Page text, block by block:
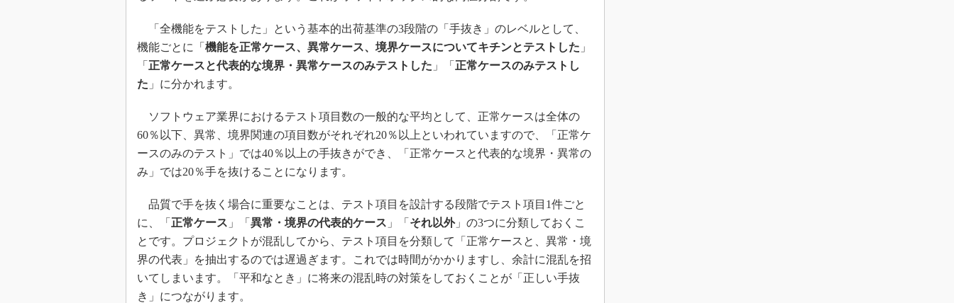
「全機能をテストした」という基本的出荷基準の3段階の「手抜き」のレベルとして、
機能ごとに「 機能を正常ケース、異常ケース、境界ケースについてキチンとテストした 」
「 正常ケースと代表的な境界・異常ケースのみテストした 」「 正常ケースのみテストし
た 」に分かれます。
ソフトウェア業界におけるテスト項目数の一般的な平均として、正常ケースは全体の
60％以下、異常、境界関連の項目数がそれぞれ20％以上といわれていますので、「正常ケ
ースのみのテスト」では40％以上の手抜きができ、「正常ケースと代表的な境界・異常の
み」では20％手を抜けることになります。
品質で手を抜く場合に重要なことは、テスト項目を設計する段階でテスト項目1件ごと
に、「 正常ケース 」「 異常・境界の代表的ケース 」「 それ以外」の3つに分類しておくこ
とです。プロジェクトが混乱してから、テスト項目を分類して「正常ケースと、異常・境
界の代表」を抽出するのでは遅過ぎます。これでは時間がかかりますし、余計に混乱を招
いてしまいます。「平和なとき」に将来の混乱時の対策をしておくことが「正しい手抜
き」につながります。